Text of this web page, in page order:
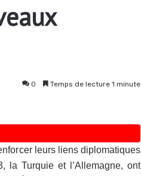
0 Temps de lecture 1 minute
leurs liens diplomatiques
la Turquie et l’Allemagne, ont